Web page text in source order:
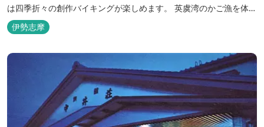
は四季折々の創作バイキングが楽しめます。 英虞湾のかご漁を体験
できるクルーズ船は毎日運行しており、漁で獲れた魚を食べること
もできます。
伊勢志摩